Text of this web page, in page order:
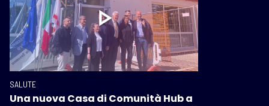
SALUTE
Una nuova Casa di Comunità Hub a